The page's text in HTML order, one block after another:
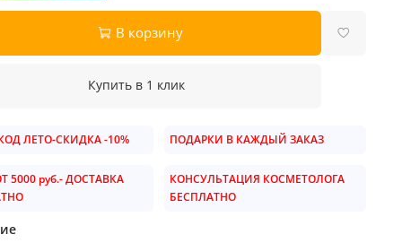
В корзину
Купить в 1 клик
ЛЕТО-СКИДКА -10% ПОДАРКИ В КАЖДЫЙ ЗАКАЗ
5000 руб.- ДОСТАВКА
КОНСУЛЬТАЦИЯ КОСМЕТОЛОГА
БЕСПЛАТНО